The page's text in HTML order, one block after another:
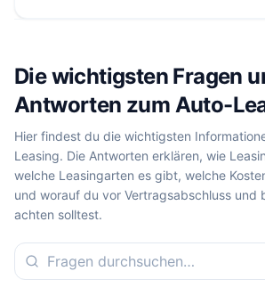
Die wichtigsten Fragen
Antworten zum Auto-
Hier findest du die wichtigsten
Leasing. Die Antworten erklären, wie
welche Leasingarten es gibt, welche
und worauf du vor Vertragsabschluss und
achten solltest.